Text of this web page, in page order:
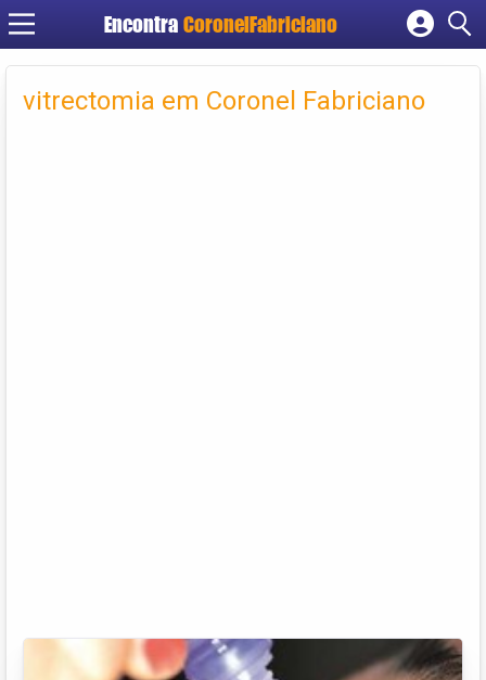
Encontra CoronelFabriciano
Cadastrar empresa
Criar conta
vitrectomia em Coronel Fabriciano